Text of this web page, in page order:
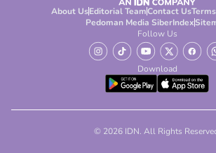
About UsEditorial TeamContact Us
Pedoman Media SiberIndex
Follow Us
Download
© 2026 IDN. All Rights